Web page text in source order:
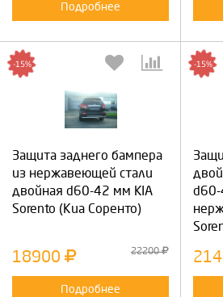
Подробнее
Защита заднего бампера
из нержавеющей стали
двойная d60-42 мм KIA
Sorento (Киа Соренто)
-15%
18900 22200
Подробнее
-15%